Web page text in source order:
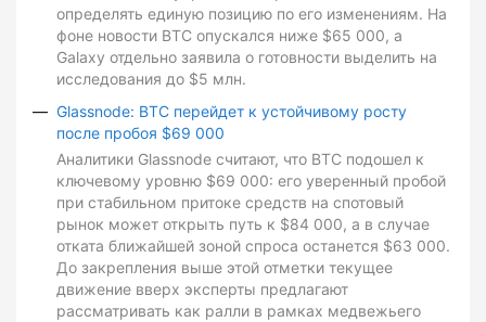
определять единую позицию по его изменениям. На
фоне новости BTC опускался ниже $65 000, а
Galaxy отдельно заявила о готовности выделить на
исследования до $5 млн.
Glassnode: BTC перейдет к устойчивому росту
после пробоя $69 000
Аналитики Glassnode считают, что BTC подошел к
ключевому уровню $69 000: его уверенный пробой
при стабильном притоке средств на спотовый
рынок может открыть путь к $84 000, а в случае
отката ближайшей зоной спроса останется $63 000.
До закрепления выше этой отметки текущее
движение вверх эксперты предлагают
рассматривать как ралли в рамках медвежьего